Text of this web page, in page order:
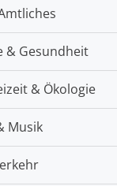
& Gesundheit
& Ökologie
Musik